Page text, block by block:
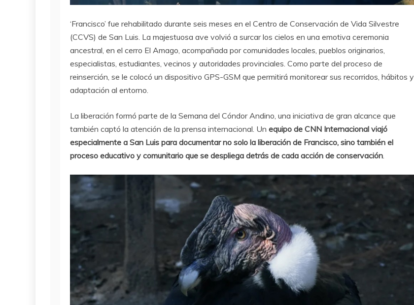
‘Francisco’ fue rehabilitado durante seis meses en el Centro de Conservación de Vida Silvestre
(CCVS) de San Luis. La majestuosa ave volvió a surcar los cielos en una emotiva ceremonia
ancestral, en el cerro El Amago, acompañada por comunidades locales, pueblos originarios,
especialistas, estudiantes, vecinos y autoridades provinciales. Como parte del proceso de
reinserción, se le colocó un dispositivo GPS-GSM que permitirá monitorear sus recorridos, hábitos y
adaptación al entorno.
La liberación formó parte de la Semana del Cóndor Andino, una iniciativa de gran alcance que
también captó la atención de la prensa internacional. Un equipo de CNN Internacional viajó
especialmente a San Luis para documentar no solo la liberación de Francisco, sino también el
proceso educativo y comunitario que se despliega detrás de cada acción de conservación